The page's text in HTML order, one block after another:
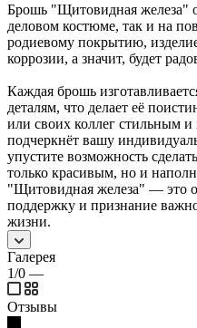
Брошь "Щитовидная железа"
деловом костюме, так и на
родиевому покрытию,
коррозии, а значит, будет
Каждая брошь
деталям, что делает её
или своих коллег стильным
подчеркнёт вашу
упустите возможность
только красивым, но и
"Щитовидная железа" — это
поддержку и признание
жизни.
Галерея
1/0 —
Отзывы